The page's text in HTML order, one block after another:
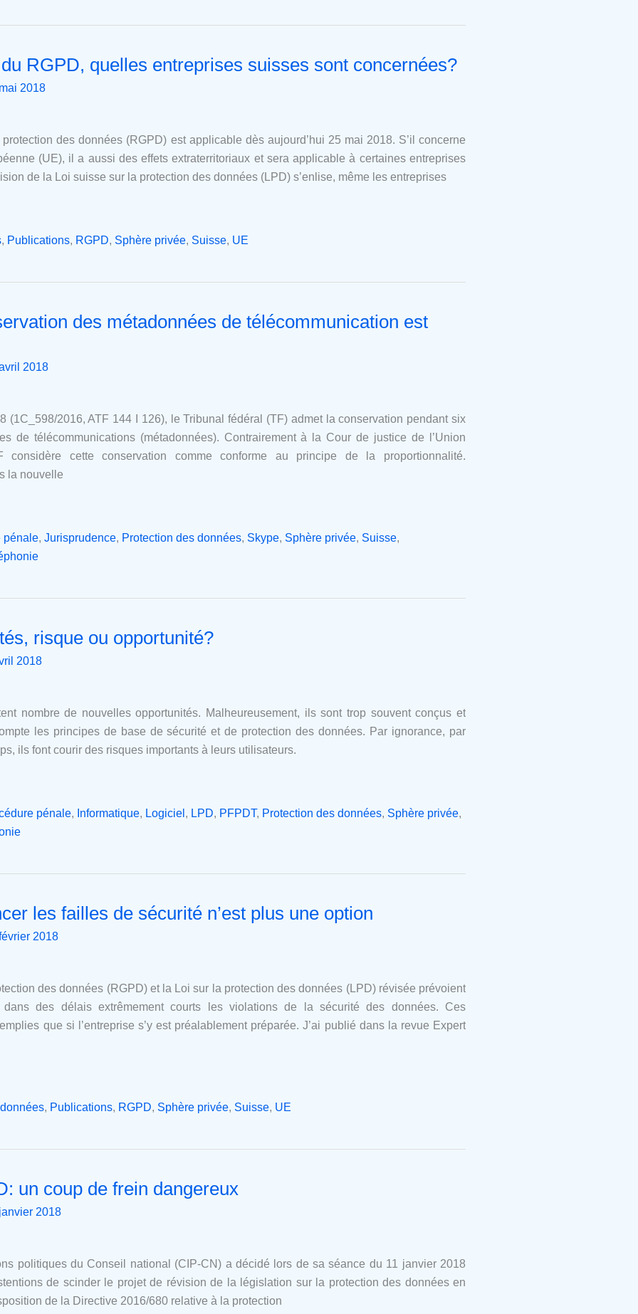
RGPD, quelles entreprises suisses sont concernées?
2018
des données (RGPD) est applicable dès aujourd’hui 25 mai 2018. S’il concerne
(UE), il a aussi des effets extraterritoriaux et sera applicable à certaines entreprises
de la Loi suisse sur la protection des données (LPD) s’enlise, même les entreprises
, Publications, RGPD, Sphère privée, Suisse, UE
des métadonnées de télécommunication est
2018
(1C_598/2016, ATF 144 I 126), le Tribunal fédéral (TF) admet la conservation pendant six
de télécommunications (métadonnées). Contrairement à la Cour de justice de l’Union
considère cette conservation comme conforme au principe de la proportionnalité.
la nouvelle
pénale, Jurisprudence, Protection des données, Skype, Sphère privée, Suisse,
risque ou opportunité?
2018
nombre de nouvelles opportunités. Malheureusement, ils sont trop souvent conçus et
les principes de base de sécurité et de protection des données. Par ignorance, par
ils font courir des risques importants à leurs utilisateurs.
pénale, Informatique, Logiciel , LPD, PFPDT, Protection des données, Sphère privée,
les failles de sécurité n’est plus une option
2018
des données (RGPD) et la Loi sur la protection des données (LPD) révisée prévoient
dans des délais extrêmement courts les violations de la sécurité des données. Ces
que si l’entreprise s’y est préalablement préparée. J’ai publié dans la revue Expert
, Publications, RGPD, Sphère privée, Suisse, UE
un coup de frein dangereux
2018
politiques du Conseil national (CIP-CN) a décidé lors de sa séance du 11 janvier 2018
de scinder le projet de révision de la législation sur la protection des données en
de la Directive 2016/680 relative à la protection